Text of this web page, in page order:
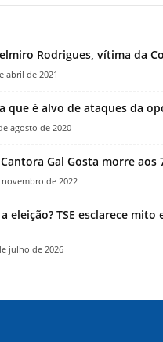
Rodrigues, vítima da
abril de 2021
que é alvo de ataques da
agosto de 2020
Cantora Gal Gosta morre aos
novembro de 2022
eleição? TSE esclarece mito
julho de 2026